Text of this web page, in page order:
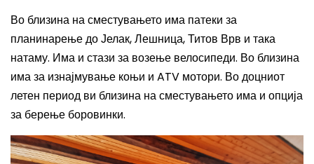
Во близина на сместувањето има патеки за
планинарење до Јелак, Лешница, Титов Врв и така
натаму. Има и стази за возење велосипеди. Во близина
има за изнајмување коњи и ATV мотори. Во доцниот
летен период ви близина на сместувањето има и опција
за берење боровинки.